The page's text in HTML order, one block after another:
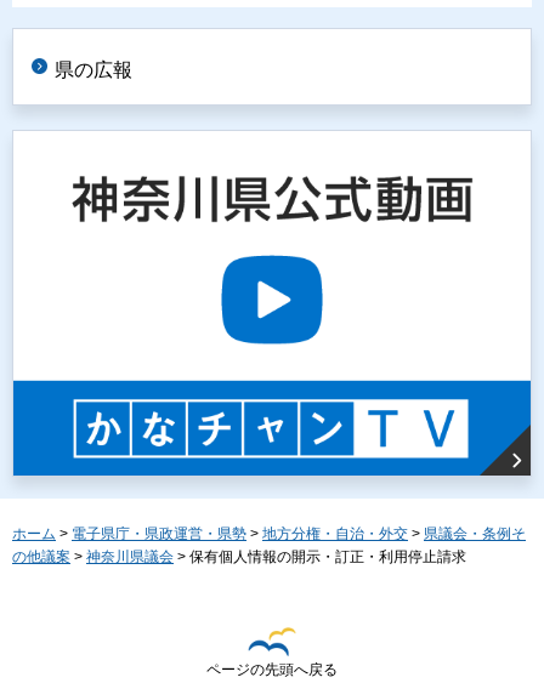
県の広報
ホーム > 電子県庁・県政運営・県勢 > 地方分権・自治・外交 > 県議会・条例そ
の他議案 > 神奈川県議会 > 保有個人情報の開示・訂正・利用停止請求
ページの先頭へ戻る